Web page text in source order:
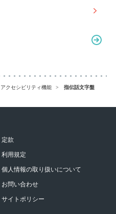
アクセシビリティ機能 指伝話文字盤
定款
利用規定
個人情報の取り扱いについて
お問い合わせ
サイトポリシー